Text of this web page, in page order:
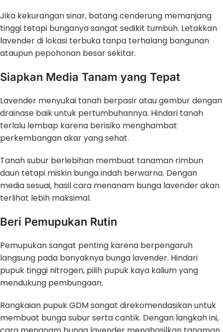
Jika kekurangan sinar, batang cenderung memanjang
tinggi tetapi bunganya sangat sedikit tumbuh. Letakkan
lavender di lokasi terbuka tanpa terhalang bangunan
ataupun pepohonan besar sekitar.
Siapkan Media Tanam yang Tepat
Lavender menyukai tanah berpasir atau gembur dengan
drainase baik untuk pertumbuhannya. Hindari tanah
terlalu lembap karena berisiko menghambat
perkembangan akar yang sehat.
Tanah subur berlebihan membuat tanaman rimbun
daun tetapi miskin bunga indah berwarna. Dengan
media sesuai, hasil cara menanam bunga lavender akan
terlihat lebih maksimal.
Beri Pemupukan Rutin
Pemupukan sangat penting karena berpengaruh
langsung pada banyaknya bunga lavender. Hindari
pupuk tinggi nitrogen, pilih pupuk kaya kalium yang
mendukung pembungaan.
Rangkaian pupuk GDM sangat direkomendasikan untuk
membuat bunga subur serta cantik. Dengan langkah ini,